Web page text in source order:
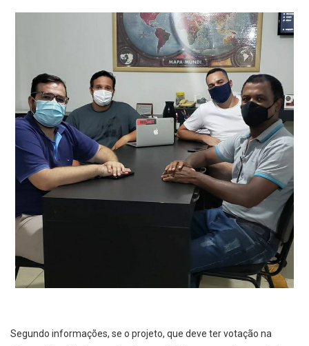
Segundo informações, se o projeto, que deve ter votação na